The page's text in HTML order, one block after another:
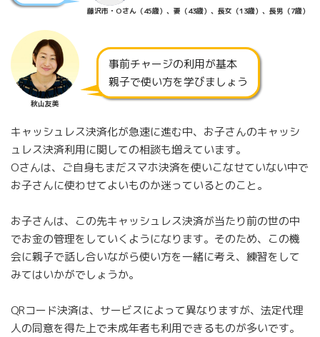
藤沢市・Oさん（45歳）、妻（43歳）、長女（13歳）、長男（7歳）
秋山友美
事前チャージの利用が基本
親子で使い方を学びましょう
キャッシュレス決済化が急速に進む中、お子さんのキャッシ
ュレス決済利用に関しての相談も増えています。
Oさんは、ご自身もまだスマホ決済を使いこなせていない中で
お子さんに使わせてよいものか迷っているとのこと。
お子さんは、この先キャッシュレス決済が当たり前の世の中
でお金の管理をしていくようになります。そのため、この機
会に親子で話し合いながら使い方を一緒に考え、練習をして
みてはいかがでしょうか。
QRコード決済は、サービスによって異なりますが、法定代理
人の同意を得た上で未成年者も利用できるものが多いです。